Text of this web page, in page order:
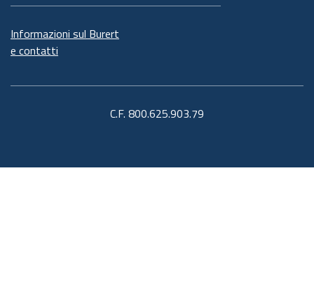
Informazioni sul Burert
e contatti
C.F. 800.625.903.79